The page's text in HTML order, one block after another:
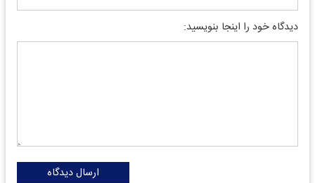
دیدگاه خود را اینجا بنویسید:
ارسال دیدگاه